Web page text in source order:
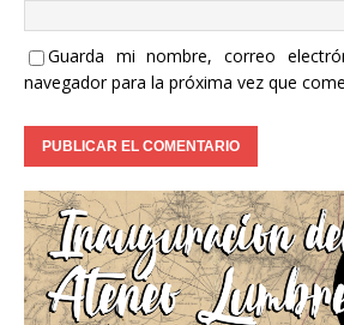
Guarda mi nombre, correo
navegador para la próxima vez que